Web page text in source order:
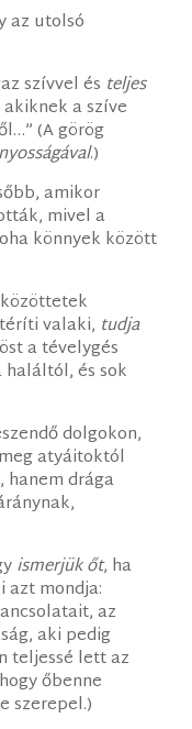
az utolsó
szívvel és teljes
akiknek a szíve
(A görög
.)
amikor
mivel a
könnyek között
valaki, tudja
a tévelygés
és sok
dolgokon,
atyáitoktól
drága
ismerjük őt, ha
azt mondja:
az
aki pedig
teljessé lett az
őbenne
szerepel.)